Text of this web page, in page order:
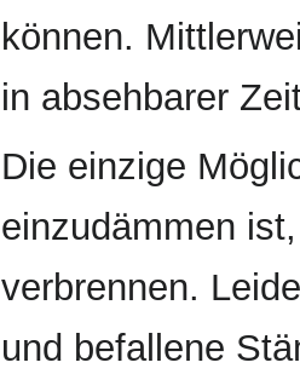
können.
in absehbarer
Die einzige
einzudämmen
verbrennen.
und befallene